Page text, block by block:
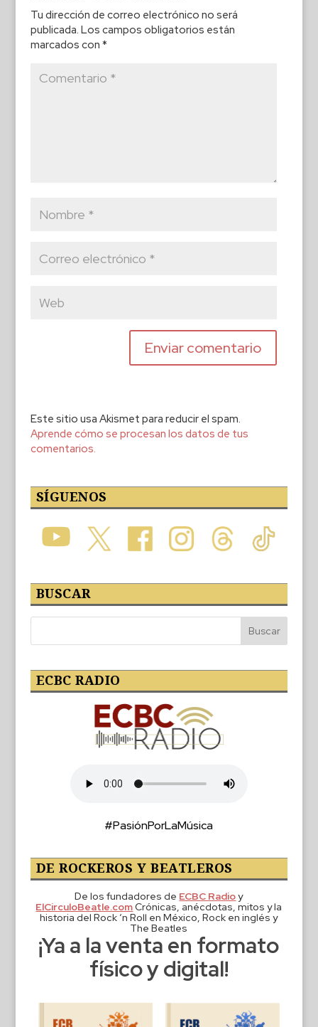
Tu dirección de correo electrónico no será
publicada. Los campos obligatorios están
marcados con *
Este sitio usa Akismet para reducir el spam.
Aprende cómo se procesan los datos de tus
comentarios.
SÍGUENOS
BUSCAR
ECBC RADIO
#PasiónPorLaMúsica
DE ROCKEROS Y BEATLEROS
De los fundadores de ECBC Radioy
ElCirculoBeatle.comCrónicas, anécdotas, mitos y la
historia del Rock ‘n Roll en México, Rock en inglés y
The Beatles
¡Ya a la venta en formato
físico y digital!